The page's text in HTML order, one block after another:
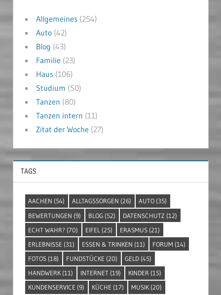
Allgemeines(254)
Auto(42)
Blog (43)
Familie (23)
Haus(106)
Studium (50)
Tanzen (80)
Tanzen intern (11)
Zitat der Woche (27)
TAGS
AACHEN (54) ALLTAGSSORGEN (26) AUTO (35)
BEWERTUNGEN (9) BLOG (52) DATENSCHUTZ (12)
ECHT WAHR? (70) EIFEL (25) ERASMUS (21)
ERLEBNISSE (31) ESSEN & TRINKEN (11) FORUM (14)
FOTOS (18) FUNDSTÜCKE (20) GELD (45)
HANDWERK (11) INTERNET (19) KINDER (15)
KUNDENSERVICE (9) KÜCHE (17) MUSIK (20)